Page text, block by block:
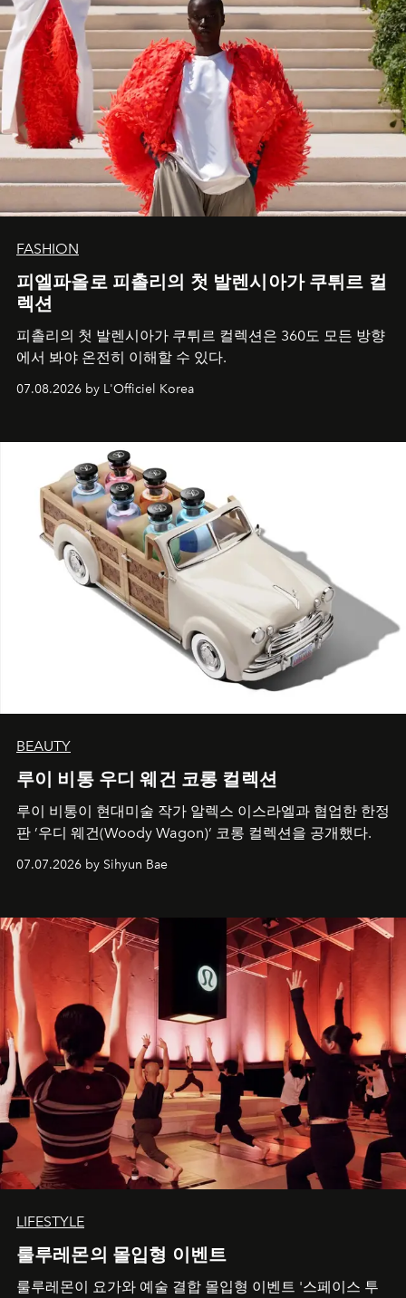
FASHION
피엘파올로 피촐리의 첫 발렌시아가 쿠튀르 컬
렉션
피촐리의 첫 발렌시아가 쿠튀르 컬렉션은 360도 모든 방향
에서 봐야 온전히 이해할 수 있다.
07.08.2026 by L'Officiel Korea
BEAUTY
루이 비통 우디 웨건 코롱 컬렉션
루이 비통이 현대미술 작가 알렉스 이스라엘과 협업한 한정
판 ’우디 웨건(Woody Wagon)‘ 코롱 컬렉션을 공개했다.
07.07.2026 by Sihyun Bae
LIFESTYLE
룰루레몬의 몰입형 이벤트
룰루레몬이 요가와 예술 결합 몰입형 이벤트 '스페이스 투